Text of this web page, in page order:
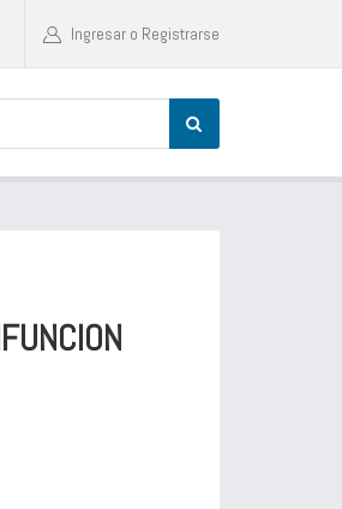
Ingresar o Registrarse